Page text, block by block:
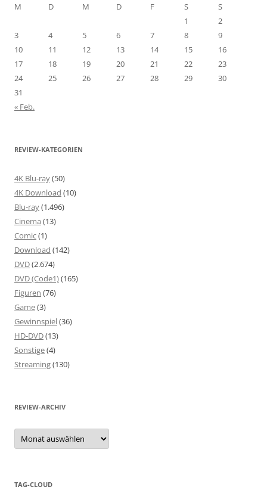
M
D M D F S
S
1
2
3
4 5 6 7 8
9
10
11 12 13 14 15
16
17
18 19 20 21 22
23
24
25 26 27 28 29
30
31
« Feb.
REVIEW-KATEGORIEN
4K Blu-ray(50)
4K Download (10)
Blu-ray(1.496)
Cinema (13)
Comic(1)
Download (142)
DVD(2.674)
DVD (Code1)(165)
Figuren (76)
Game(3)
Gewinnspiel(36)
HD-DVD(13)
Sonstige(4)
Streaming(130)
REVIEW-ARCHIV
Review-
Archiv
TAG-CLOUD